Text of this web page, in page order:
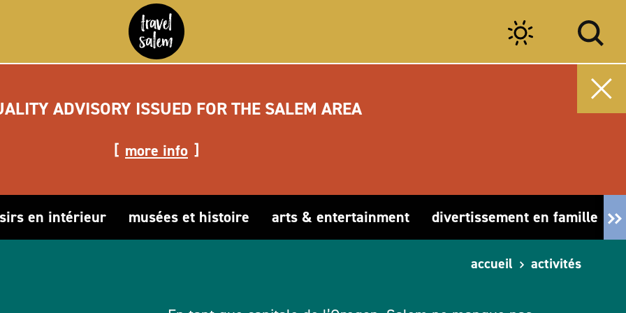
ADVISORY ISSUED FOR THE SALEM AREA
more info
en intérieur musées et histoire arts & entertainment divertissement en famille
accueil activités